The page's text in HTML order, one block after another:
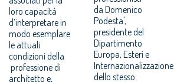
loro capacità
d’interpretare in
modo esemplare
le attuali
condizioni della
professione di
architetto e,
da Domenico
Podesta',
presidente del
Dipartimento
Europa, Esteri e
Internazionalizzazione
dello stesso